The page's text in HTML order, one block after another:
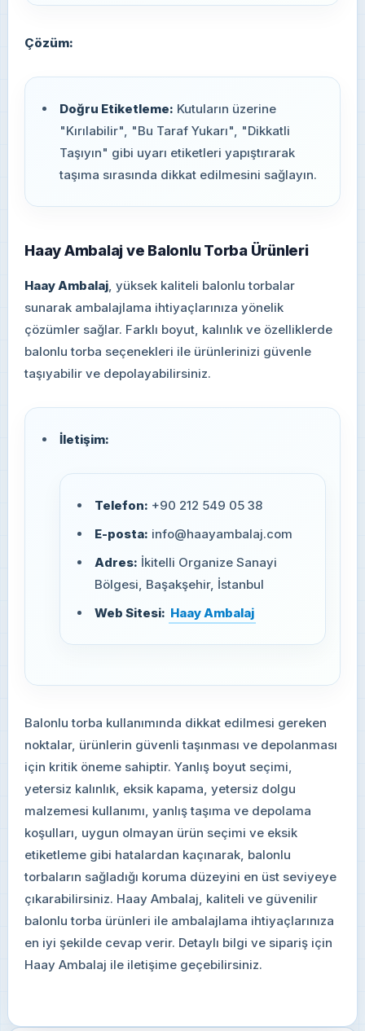
Çözüm:
Doğru Etiketleme: Kutuların üzerine
"Kırılabilir", "Bu Taraf Yukarı", "Dikkatli
Taşıyın" gibi uyarı etiketleri yapıştırarak
taşıma sırasında dikkat edilmesini sağlayın.
Haay Ambalaj ve Balonlu Torba Ürünleri
Haay Ambalaj, yüksek kaliteli balonlu torbalar
sunarak ambalajlama ihtiyaçlarınıza yönelik
çözümler sağlar. Farklı boyut, kalınlık ve özelliklerde
balonlu torba seçenekleri ile ürünlerinizi güvenle
taşıyabilir ve depolayabilirsiniz.
İletişim:
Telefon: +90 212 549 05 38
E-posta: info@haayambalaj.com
Adres: İkitelli Organize Sanayi
Bölgesi, Başakşehir, İstanbul
Web Sitesi: Haay Ambalaj
Balonlu torba kullanımında dikkat edilmesi gereken
noktalar, ürünlerin güvenli taşınması ve depolanması
için kritik öneme sahiptir. Yanlış boyut seçimi,
yetersiz kalınlık, eksik kapama, yetersiz dolgu
malzemesi kullanımı, yanlış taşıma ve depolama
koşulları, uygun olmayan ürün seçimi ve eksik
etiketleme gibi hatalardan kaçınarak, balonlu
torbaların sağladığı koruma düzeyini en üst seviyeye
çıkarabilirsiniz. Haay Ambalaj, kaliteli ve güvenilir
balonlu torba ürünleri ile ambalajlama ihtiyaçlarınıza
en iyi şekilde cevap verir. Detaylı bilgi ve sipariş için
Haay Ambalaj ile iletişime geçebilirsiniz.